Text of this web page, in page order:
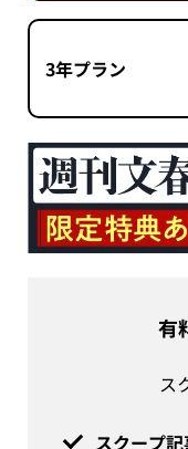
3年プラン
有
ス
スクープ